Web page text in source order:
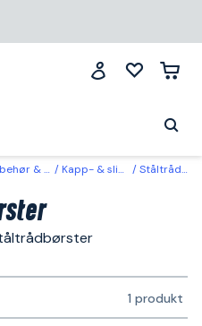
& forbruk Kapp- & slipeskiver Ståltrådbørster
1 produkt